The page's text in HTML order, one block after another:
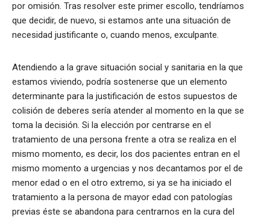
por omisión. Tras resolver este primer escollo, tendríamos
que decidir, de nuevo, si estamos ante una situación de
necesidad justificante o, cuando menos, exculpante.
Atendiendo a la grave situación social y sanitaria en la que
estamos viviendo, podría sostenerse que un elemento
determinante para la justificación de estos supuestos de
colisión de deberes sería atender al momento en la que se
toma la decisión. Si la elección por centrarse en el
tratamiento de una persona frente a otra se realiza en el
mismo momento, es decir, los dos pacientes entran en el
mismo momento a urgencias y nos decantamos por el de
menor edad o en el otro extremo, si ya se ha iniciado el
tratamiento a la persona de mayor edad con patologías
previas éste se abandona para centrarnos en la cura del